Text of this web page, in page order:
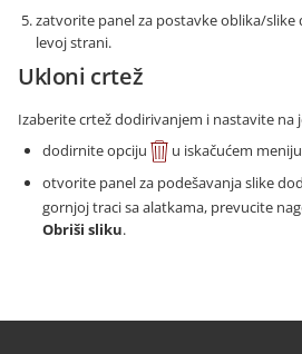
zatvorite panel za postavke oblika/
levoj strani.
Ukloni crtež
Izaberite crtež dodirivanjem i nastavite na
dodirnite opciju
u iskačućem
otvorite panel za podešavanja slike
gornjoj traci sa alatkama, prevucite
Obriši sliku.